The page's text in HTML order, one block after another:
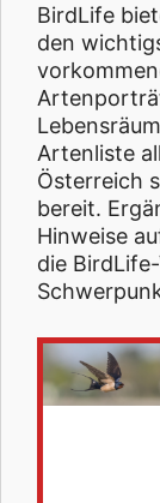
BirdLife
den
Artenliste
Österreich
bereit.
Hinweise
die